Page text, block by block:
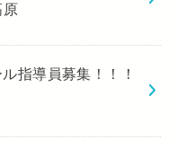
指導員募集！！！